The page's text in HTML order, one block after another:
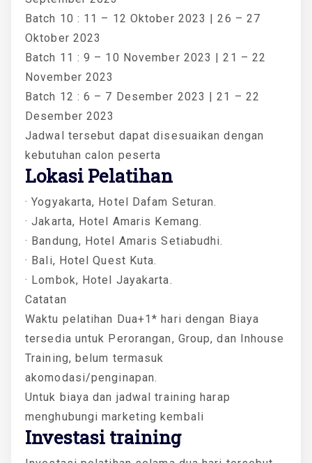
Batch 10 : 11 – 12 Oktober 2023 | 26 – 27
Oktober 2023
Batch 11 : 9 – 10 November 2023 | 21 – 22
November 2023
Batch 12 : 6 – 7 Desember 2023 | 21 – 22
Desember 2023
Jadwal tersebut dapat disesuaikan dengan
kebutuhan calon peserta
Lokasi Pelatihan
· Yogyakarta, Hotel Dafam Seturan.
· Jakarta, Hotel Amaris Kemang.
· Bandung, Hotel Amaris Setiabudhi.
· Bali, Hotel Quest Kuta.
· Lombok, Hotel Jayakarta.
Catatan
Waktu pelatihan Dua+1* hari dengan Biaya
tersedia untuk Perorangan, Group, dan Inhouse
Training, belum termasuk
akomodasi/penginapan.
Untuk biaya dan jadwal training harap
menghubungi marketing kembali
Investasi training